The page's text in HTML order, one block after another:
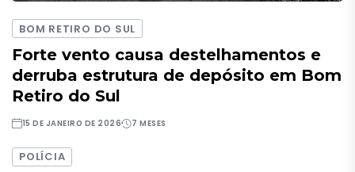
BOM RETIRO DO SUL
Forte vento causa destelhamentos e
derruba estrutura de depósito em Bom
Retiro do Sul
15 DE JANEIRO DE 2026 7 MESES
POLÍCIA